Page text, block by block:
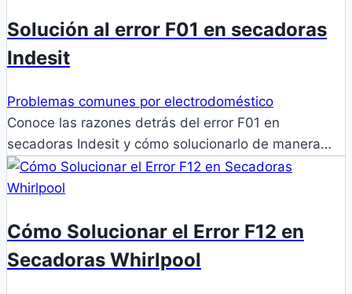
Solución al error F01 en secadoras
Indesit
Problemas comunes por electrodoméstico
Conoce las razones detrás del error F01 en
secadoras Indesit y cómo solucionarlo de manera…
Cómo Solucionar el Error F12 en
Secadoras Whirlpool